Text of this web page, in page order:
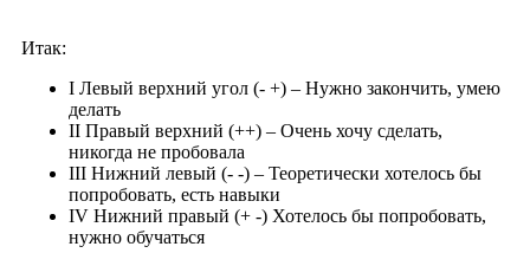
Итак:
I Левый верхний угол (- +) – Нужно закончить, умею
делать
II Правый верхний (++) – Очень хочу сделать,
никогда не пробовала
III Нижний левый (- -) – Теоретически хотелось бы
попробовать, есть навыки
IV Нижний правый (+ -) Хотелось бы попробовать,
нужно обучаться